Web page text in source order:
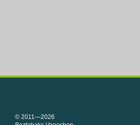
© 2011—2026